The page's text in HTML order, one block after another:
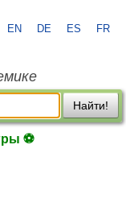
EN DE ES FR
Найти!
⚽